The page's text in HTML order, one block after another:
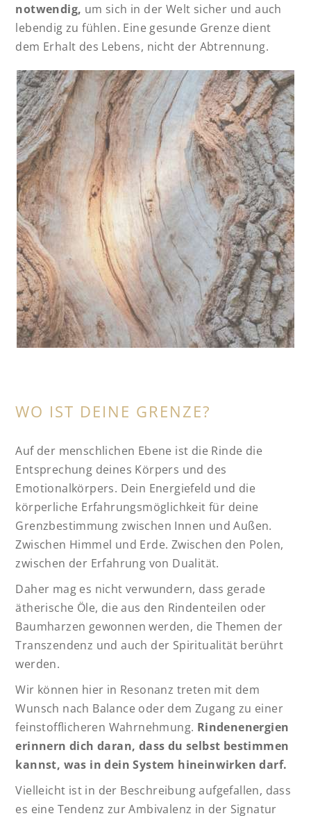
notwendig, um sich in der Welt sicher und auch
lebendig zu fühlen. Eine gesunde Grenze dient
dem Erhalt des Lebens, nicht der Abtrennung.
WO IST DEINE GRENZE?
Auf der menschlichen Ebene ist die Rinde die
Entsprechung deines Körpers und des
Emotionalkörpers. Dein Energiefeld und die
körperliche Erfahrungsmöglichkeit für deine
Grenzbestimmung zwischen Innen und Außen.
Zwischen Himmel und Erde. Zwischen den Polen,
zwischen der Erfahrung von Dualität.
Daher mag es nicht verwundern, dass gerade
ätherische Öle, die aus den Rindenteilen oder
Baumharzen gewonnen werden, die Themen der
Transzendenz und auch der Spiritualität berührt
werden.
Wir können hier in Resonanz treten mit dem
Wunsch nach Balance oder dem Zugang zu einer
feinstofflicheren Wahrnehmung. Rindenenergien
erinnern dich daran, dass du selbst bestimmen
kannst, was in dein System hineinwirken darf.
Vielleicht ist in der Beschreibung aufgefallen, dass
es eine Tendenz zur Ambivalenz in der Signatur